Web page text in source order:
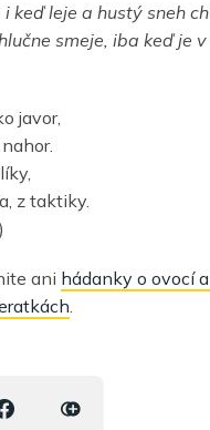
keď leje a hustý sneh
smeje, iba keď je
javor,
z taktiky.
ani hádanky o ovocí
.